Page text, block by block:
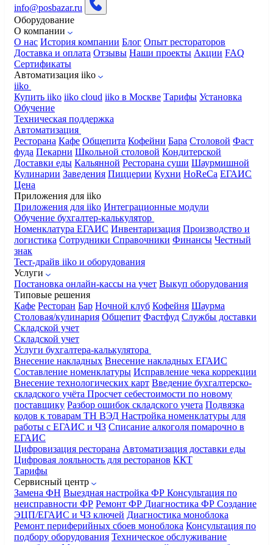
info@posbazar.ru
Оборудование
О компании
О нас История компании Блог Опыт рестораторов
Доставка и оплата Отзывы Наши проекты Акции FAQ
Сертификаты
Автоматизация iiko
iiko
Купить iiko iiko cloud iiko в Москве Тарифы Установка
Обучение
Техническая поддержка
Автоматизация
Ресторана Кафе Общепита Кофейни Бара Столовой Фаст
фуда Пекарни Школьной столовой Кондитерской
Доставки еды Кальянной Ресторана суши Шаурмишной
Кулинарии Заведения Пиццерии Кухни HoReCa ЕГАИС
Цена
Приложения для iiko
Приложения для iiko Интеграционные модули
Обучение бухгалтер-калькулятор
Номенклатура ЕГАИС Инвентаризация Производство и
логистика Сотрудники Справочники Финансы Честный
знак
Тест-драйв iiko и оборудования
Услуги
Постановка онлайн-кассы на учет Выкуп оборудования
Типовые решения
Кафе Ресторан Бар Ночной клуб Кофейня Шаурма
Столовая/кулинария Общепит Фастфуд Службы доставки
Складской учет
Складской учет
Услуги бухгалтера-калькулятора
Внесение накладных Внесение накладных ЕГАИС
Составление номенклатуры Исправление чека коррекции
Внесение технологических карт Введение бухгалтерско-
складского учёта Просчет себестоимости по новому
поставщику Разбор ошибок складского учета Подвязка
кодов к товарам ТН ВЭД Настройка номенклатуры для
работы с ЕГАИС и ЧЗ Списание алкоголя помарочно в
ЕГАИС
Цифровизация ресторана Автоматизация доставки еды
Цифровая лояльность для ресторанов ККТ
Тарифы
Сервисный центр
Замена ФН Выездная настройка ФР Консультация по
неисправности ФР Ремонт ФР Диагностика ФР Создание
ЭЦП/ЕГАИС и ЧЗ ключей Диагностика моноблока
Ремонт периферийных сбоев моноблока Консультация по
подбору оборудования Техническое обслуживание